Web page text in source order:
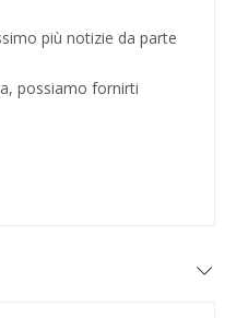
più notizie da parte
possiamo fornirti